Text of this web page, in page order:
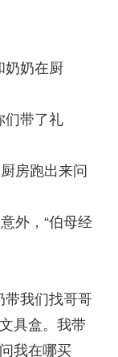
奶奶在厨
们带了礼
房跑出来问
外，“伯母经
我们找哥哥
具盒。我带
我在哪买